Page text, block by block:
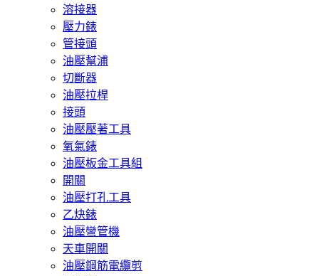
溶接器
壓力錶
管接頭
油壓幫浦
切斷器
油壓拉桿
接頭
油壓壓著工具
氧氣錶
油壓板金工具組
開關
油壓打孔工具
乙炔錶
油壓彎管機
天車開關
油壓鋼筋電纜剪